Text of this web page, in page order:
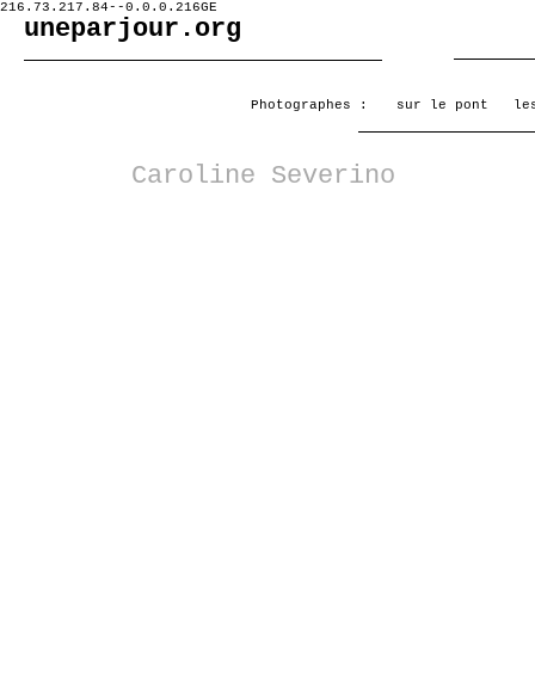
216.73.217.84--0.0.0.216GE
uneparjour.org
Photographes : sur le pont
Caroline Severino